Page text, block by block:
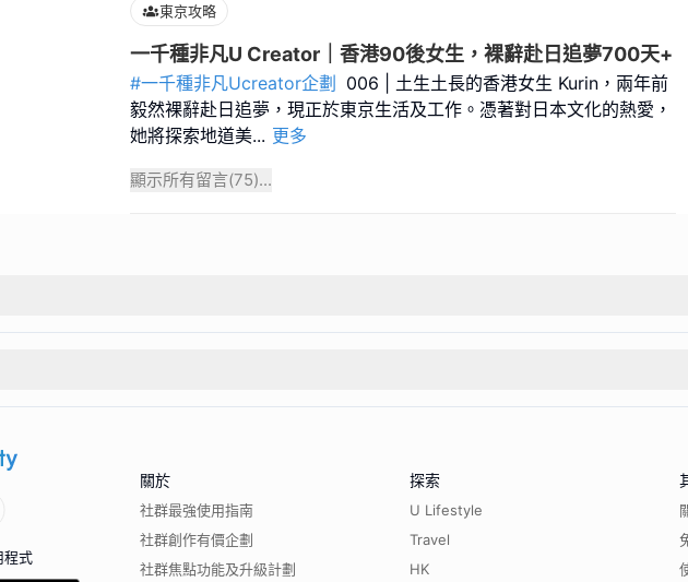
東京攻略
一千種非凡U Creator｜香港90後女生，裸辭赴日追夢700天+
#一千種非凡Ucreator企劃
006 | 土生土長的香港女生 Kurin，兩年前
毅然裸辭赴日追夢，現正於東京生活及工作。憑著對日本文化的熱愛，
她將探索地道美... 更多
顯示所有留言(75)...
式
關於
社群最強使用指南
社群創作有價企劃
社群焦點功能及升級計劃
探索
U Lifestyle
Travel
HK